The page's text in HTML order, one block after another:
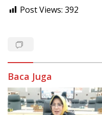
Post Views: 392
Baca Juga